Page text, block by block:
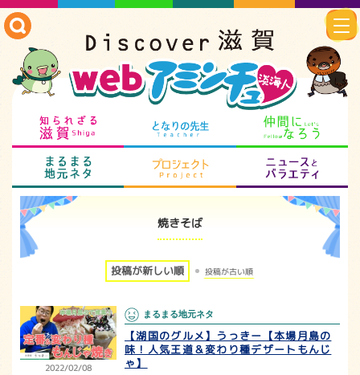
知られざる滋賀 となりの先生
まるまる地元ネタ プロジェクト
焼きそば
投稿が新しい順 投稿が古い順
2022/02/08
まるまる地元ネタ
【湖国のグルメ】うっきー【本場月島の
味！人気王道＆変わり種デザートもんじ
ゃ】